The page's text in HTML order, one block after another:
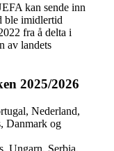
kan sende inn
ble imidlertid
fra å delta i
av landets
2025/2026
Nederland,
Danmark og